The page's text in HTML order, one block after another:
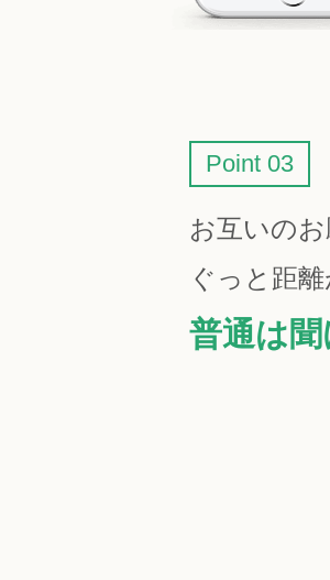
Point 03
お互いのお
ぐっと距離
普通は聞